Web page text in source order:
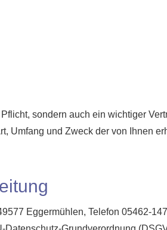
sondern auch ein wichtiger
Umfang und Zweck der von Ihnen
Eggermühlen, Telefon 05462-